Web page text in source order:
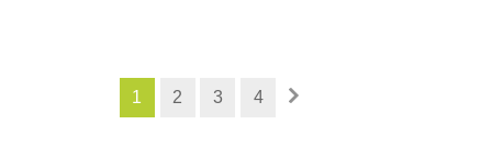
1 2 3 4